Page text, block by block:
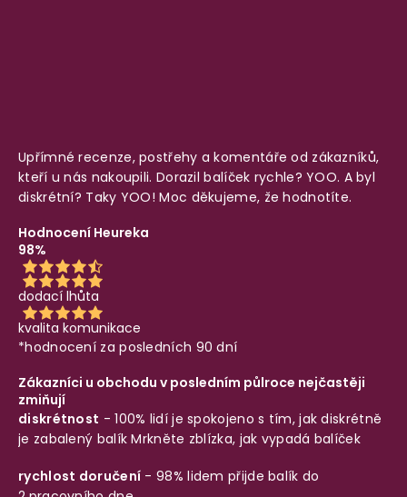
Upřímné recenze, postřehy a komentáře od zákazníků,
kteří u nás nakoupili. Dorazil balíček rychle? YOO. A byl
diskrétní? Taky YOO! Moc děkujeme, že hodnotíte.
Hodnocení Heureka
98%
dodací lhůta
kvalita komunikace
*hodnocení za posledních 90 dní
Zákazníci u obchodu v posledním půlroce nejčastěji
zmiňují
diskrétnost - 100% lidí je spokojeno s tím, jak diskrétně
je zabalený balíkMrkněte zblízka, jak vypadá balíček
rychlost doručení - 98% lidem přijde balík do